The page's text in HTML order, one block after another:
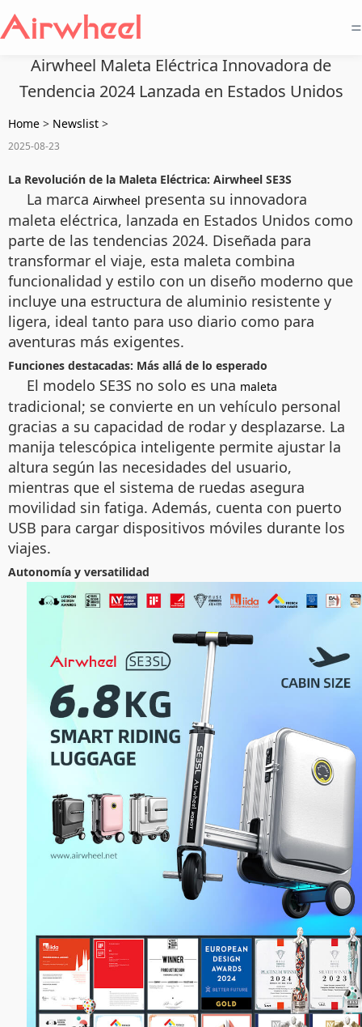
=
Airwheel Maleta Eléctrica Innovadora de
Tendencia 2024 Lanzada en Estados Unidos
Home > Newslist >
2025-08-23
La Revolución de la Maleta Eléctrica: Airwheel SE3S
La marca Airwheel presenta su innovadora
maleta eléctrica, lanzada en Estados Unidos como
parte de las tendencias 2024. Diseñada para
transformar el viaje, esta maleta combina
funcionalidad y estilo con un diseño moderno que
incluye una estructura de aluminio resistente y
ligera, ideal tanto para uso diario como para
aventuras más exigentes.
Funciones destacadas: Más allá de lo esperado
El modelo SE3S no solo es una maleta
tradicional; se convierte en un vehículo personal
gracias a su capacidad de rodar y desplazarse. La
manija telescópica inteligente permite ajustar la
altura según las necesidades del usuario,
mientras que el sistema de ruedas asegura
movilidad sin fatiga. Además, cuenta con puerto
USB para cargar dispositivos móviles durante los
viajes.
Autonomía y versatilidad